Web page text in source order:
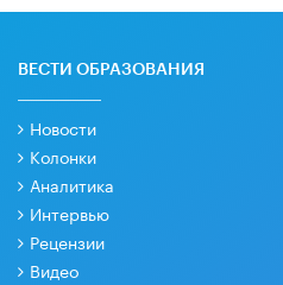
ВЕСТИ ОБРАЗОВАНИЯ
Новости
Колонки
Аналитика
Интервью
Рецензии
Видео